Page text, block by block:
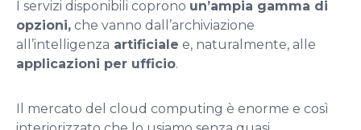
I servizi disponibili coprono un’ampia gamma di
opzioni, che vanno dall’archiviazione
all’intelligenza artificiale e, naturalmente, alle
applicazioni per ufficio.
Il mercato del cloud computing è enorme e così